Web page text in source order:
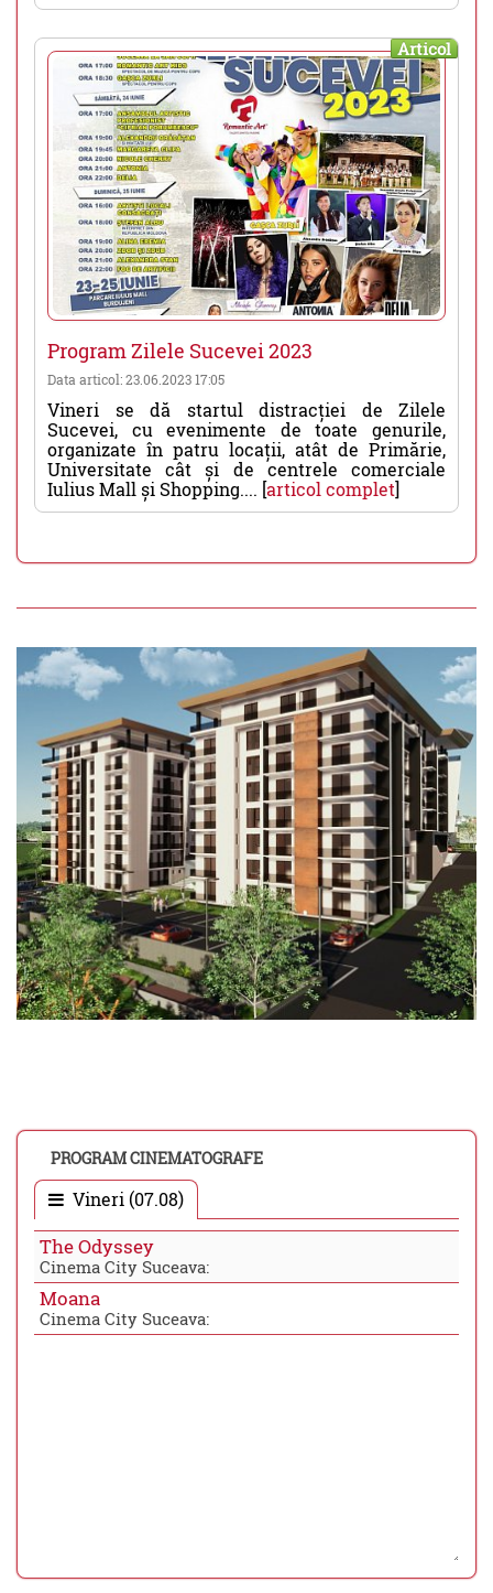
Articol
Program Zilele Sucevei 2023
Data articol: 23.06.2023 17:05
Vineri se dă startul distracției de Zilele
Sucevei, cu evenimente de toate genurile,
organizate în patru locații, atât de Primărie,
Universitate cât și de centrele comerciale
Iulius Mall și Shopping.... [articol complet]
PROGRAM CINEMATOGRAFE
Vineri (07.08)
The Odyssey
Cinema City Suceava:
Moana
Cinema City Suceava: